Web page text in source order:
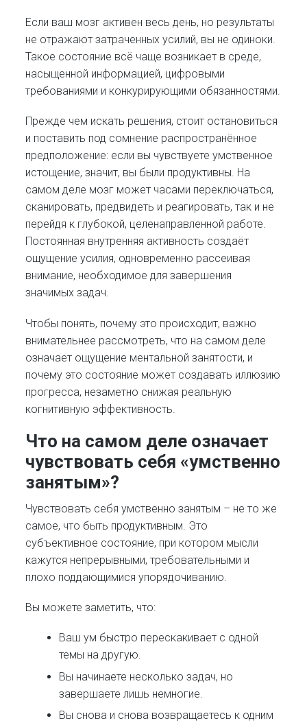
Если ваш мозг активен весь день, но результаты
не отражают затраченных усилий, вы не одиноки.
Такое состояние всё чаще возникает в среде,
насыщенной информацией, цифровыми
требованиями и конкурирующими обязанностями.
Прежде чем искать решения, стоит остановиться
и поставить под сомнение распространённое
предположение: если вы чувствуете умственное
истощение, значит, вы были продуктивны. На
самом деле мозг может часами переключаться,
сканировать, предвидеть и реагировать, так и не
перейдя к глубокой, целенаправленной работе.
Постоянная внутренняя активность создаёт
ощущение усилия, одновременно рассеивая
внимание, необходимое для завершения
значимых задач.
Чтобы понять, почему это происходит, важно
внимательнее рассмотреть, что на самом деле
означает ощущение ментальной занятости, и
почему это состояние может создавать иллюзию
прогресса, незаметно снижая реальную
когнитивную эффективность.
Что на самом деле означает
чувствовать себя «умственно
занятым»?
Чувствовать себя умственно занятым – не то же
самое, что быть продуктивным. Это
субъективное состояние, при котором мысли
кажутся непрерывными, требовательными и
плохо поддающимися упорядочиванию.
Вы можете заметить, что:
Ваш ум быстро перескакивает с одной
темы на другую.
Вы начинаете несколько задач, но
завершаете лишь немногие.
Вы снова и снова возвращаетесь к одним